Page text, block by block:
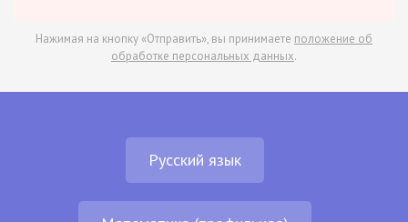
Нажимая на кнопку «Отправить», вы принимаете положение об
обработке персональных данных.
Русский язык